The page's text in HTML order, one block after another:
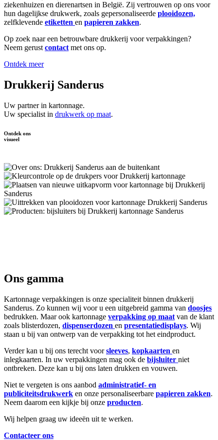
ziekenhuizen en dierenartsen in België. Zij vertrouwen op ons voor
hun dagelijkse drukwerk, zoals gepersonaliseerde plooidozen,
zelfklevende etiketten en papieren zakken.
Op zoek naar een betrouwbare drukkerij voor verpakkingen?
Neem gerust contact met ons op.
Ontdek meer
Drukkerij Sanderus
Uw partner in kartonnage.
Uw specialist in drukwerk op maat.
Ontdek ons
visueel
Ons gamma
Kartonnage verpakkingen is onze specialiteit binnen drukkerij
Sanderus. Zo kunnen wij voor u een uitgebreid gamma van doosjes
bedrukken. Maar ook kartonnage verpakking op maat van de klant
zoals blisterdozen, dispenserdozen en presentatiedisplays. Wij
staan u bij van ontwerp van de verpakking tot het eindproduct.
Verder kan u bij ons terecht voorsleeves, kopkaarten en
inlegkaarten. In uw verpakkingen mag ook de bijsluiter niet
ontbreken. Deze kan u bij ons laten drukken en vouwen.
Niet te vergeten is ons aanbod administratief- en
publiciteitsdrukwerk en onze personaliseerbare papieren zakken.
Neem daarom een kijkje bij onze producten.
Wij helpen graag uw ideeën uit te werken.
Contacteer ons